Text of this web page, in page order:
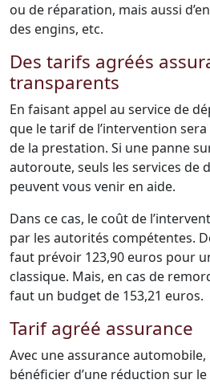
ou de réparation, mais aussi
des engins, etc.
Des tarifs agréés
transparents
En faisant appel au service de
que le tarif de l’intervention
de la prestation. Si une panne
autoroute, seuls les services de
peuvent vous venir en aide.
Dans ce cas, le coût de
par les autorités compétentes.
faut prévoir 123,90 euros pour
classique. Mais, en cas de
faut un budget de 153,21 euros.
Tarif agréé assurance
Avec une assurance
bénéficier d’une réduction sur